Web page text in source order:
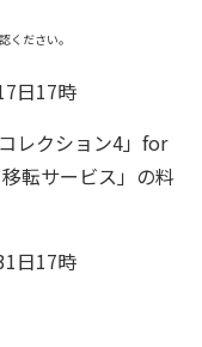
ください。
日17時
レクション4」for
転サービス」の料
日17時